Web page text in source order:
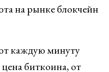
на рынке блокчейн
каждую минуту
биткоина, от